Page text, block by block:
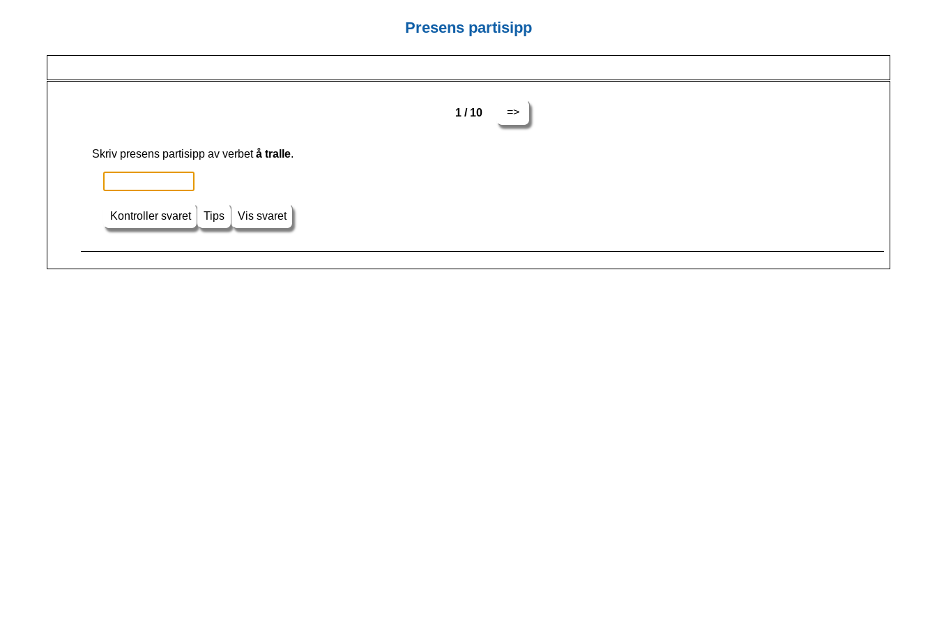
Presens partisipp
1 / 10 =>
Skriv presens partisipp av verbetå tralle.
Kontroller svaret Tips Vis svaret